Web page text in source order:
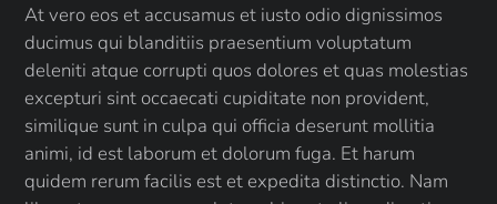
At vero eos et accusamus et iusto odio dignissimos
ducimus qui blanditiis praesentium voluptatum
deleniti atque corrupti quos dolores et quas molestias
excepturi sint occaecati cupiditate non provident,
similique sunt in culpa qui officia deserunt mollitia
animi, id est laborum et dolorum fuga. Et harum
quidem rerum facilis est et expedita distinctio. Nam